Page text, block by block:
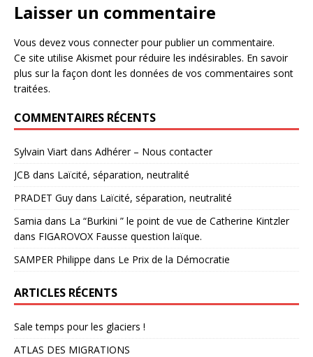
Laisser un commentaire
Vous devez vous connecterpour publier un commentaire.
Ce site utilise Akismet pour réduire les indésirables. En savoir
plus sur la façon dont les données de vos commentaires sont
traitées.
COMMENTAIRES RÉCENTS
Sylvain Viart dans Adhérer – Nous contacter
JCB dans Laïcité, séparation, neutralité
PRADET Guy dans Laïcité, séparation, neutralité
Samia dans La “Burkini ” le point de vue de Catherine Kintzler
dans FIGAROVOX Fausse question laïque.
SAMPER Philippe dans Le Prix de la Démocratie
ARTICLES RÉCENTS
Sale temps pour les glaciers !
ATLAS DES MIGRATIONS